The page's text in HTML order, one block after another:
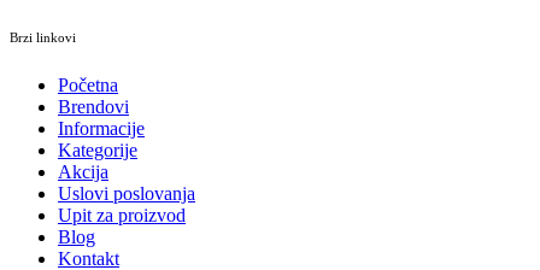
Brzi linkovi
Početna
Brendovi
Informacije
Kategorije
Akcija
Uslovi poslovanja
Upit za proizvod
Blog
Kontakt